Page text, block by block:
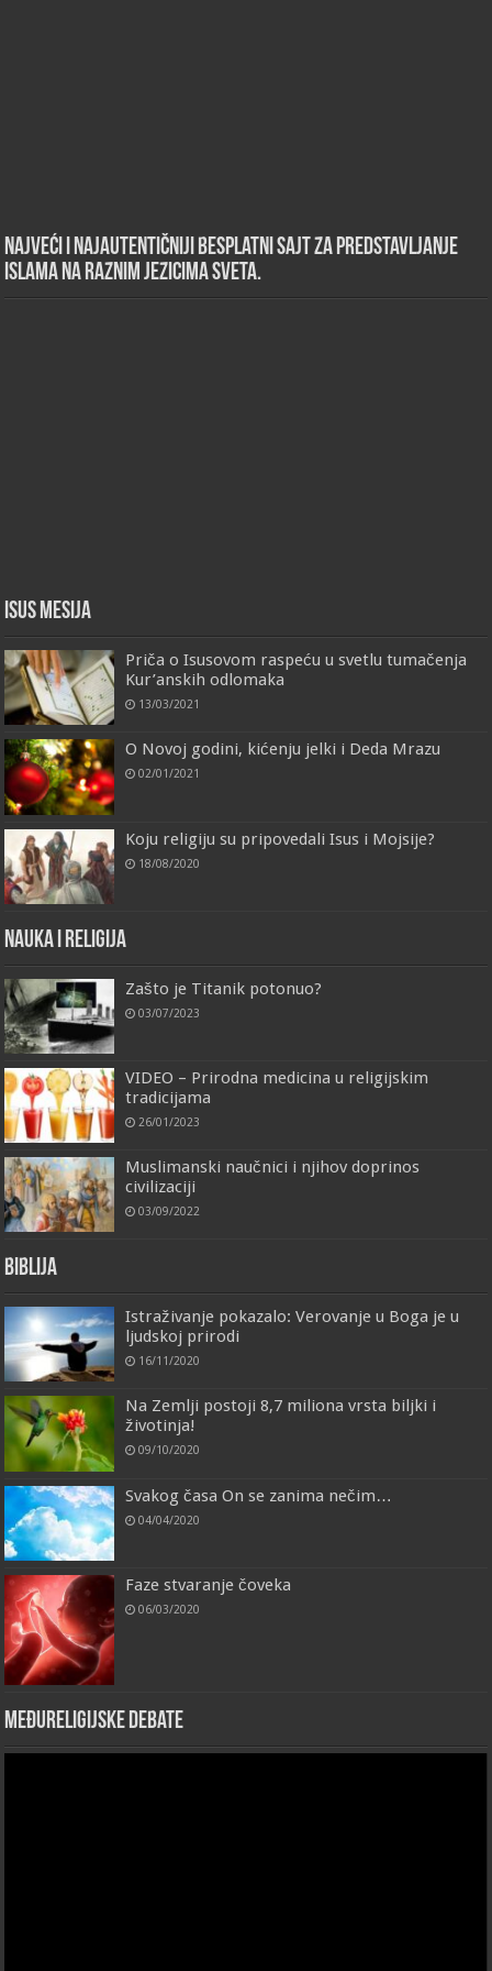
Najveći i najautentičniji besplatni sajt za predstavljanje
islama na raznim jezicima sveta.
Isus Mesija
Priča o Isusovom raspeću u svetlu tumačenja
Kur’anskih odlomaka
13/03/2021
O Novoj godini, kićenju jelki i Deda Mrazu
02/01/2021
Koju religiju su pripovedali Isus i Mojsije?
18/08/2020
Nauka i religija
Zašto je Titanik potonuo?
03/07/2023
VIDEO – Prirodna medicina u religijskim
tradicijama
26/01/2023
Muslimanski naučnici i njihov doprinos
civilizaciji
03/09/2022
Biblija
Istraživanje pokazalo: Verovanje u Boga je u
ljudskoj prirodi
16/11/2020
Na Zemlji postoji 8,7 miliona vrsta biljki i
životinja!
09/10/2020
Svakog časa On se zanima nečim…
04/04/2020
Faze stvaranje čoveka
06/03/2020
Međureligijske debate